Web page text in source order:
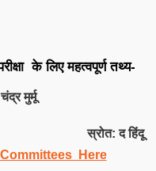
के लिए महत्वपूर्ण तथ्य-
मुर्मू
स्रोत: द हिंदू
Here